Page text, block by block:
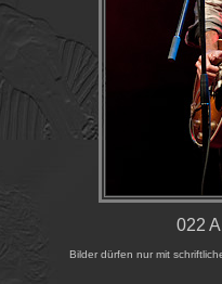
022
Bilder dürfen nur mit